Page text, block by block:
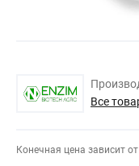
Все
Конечная цена зависит